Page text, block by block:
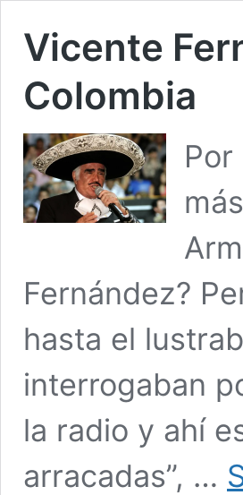
Vicente
Colombia
Fernández?
hasta el
interrogaban
la radio y ahí
arracadas”, …